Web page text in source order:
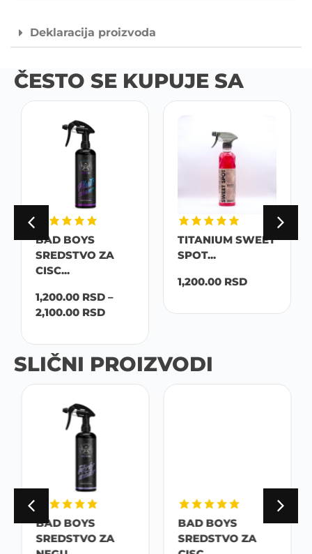
Deklaracija proizvoda
ČESTO SE KUPUJE SA
BAD BOYS
SREDSTVO ZA
CISC...
1,200.00 RSD –
2,100.00 RSD
TITANIUM SWEET
SPOT...
1,200.00 RSD
SLIČNI PROIZVODI
BAD BOYS
SREDSTVO ZA
BAD BOYS
SREDSTVO ZA